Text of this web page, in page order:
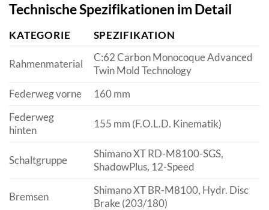
Technische Spezifikationen im Detail
KATEGORIE SPEZIFIKATION
Rahmenmaterial
C:62 Carbon Monocoque Advanced
Twin Mold Technology
Federweg vorne
160 mm
Federweg
hinten
155 mm (F.O.L.D. Kinematik)
Schaltgruppe
Shimano XT RD-M8100-SGS,
ShadowPlus, 12-Speed
Bremsen
Shimano XT BR-M8100, Hydr. Disc
Brake (203/180)